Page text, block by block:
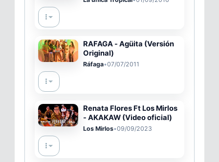
RAFAGA - Agüita (Versión
Original)
Ráfaga•07/07/2011
Renata Flores Ft Los Mirlos
- AKAKAW (Video oficial)
Los Mirlos•09/09/2023